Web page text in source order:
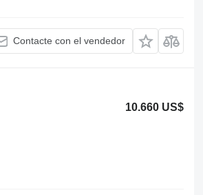
Contacte con el vendedor
10.660 US$